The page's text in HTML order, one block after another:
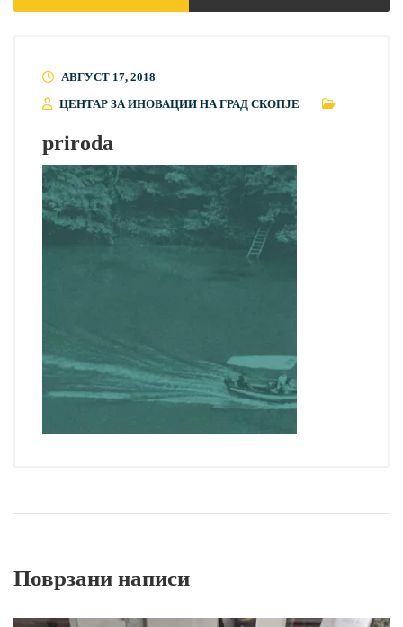
АВГУСТ 17, 2018
ЦЕНТАР ЗА ИНОВАЦИИ НА ГРАД СКОПЈЕ
priroda
Поврзани написи